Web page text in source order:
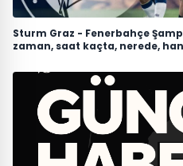
Sturm Graz - Fenerbahçe
zaman, saat kaçta, nerede,